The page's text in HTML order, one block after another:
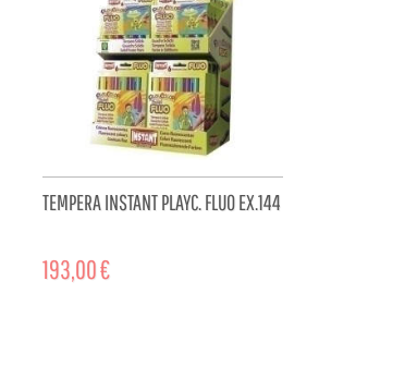
TEMPERA INSTANT PLAYC. FLUO EX.144
193,00 €